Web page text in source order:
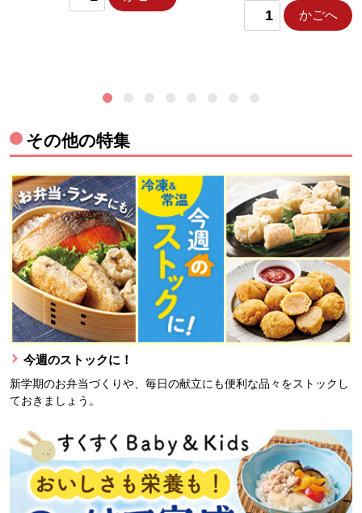
かごへ
その他の特集
今週のストックに！
新学期のお弁当づくりや、毎日の献立にも便利な品々をストックし
ておきましょう。